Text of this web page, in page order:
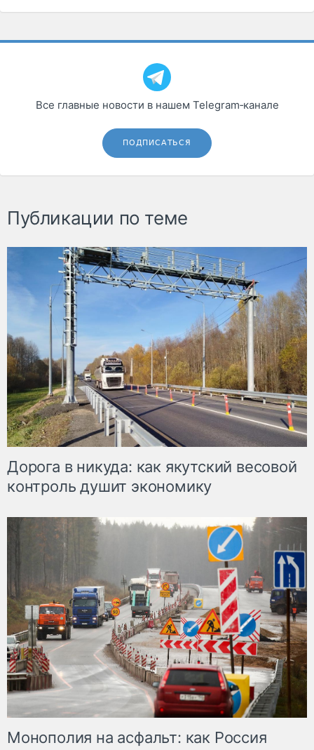
Все главные новости в нашем Telegram‑канале
ПОДПИСАТЬСЯ
Публикации по теме
Дорога в никуда: как якутский весовой
контроль душит экономику
Монополия на асфальт: как Россия